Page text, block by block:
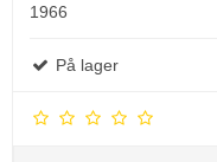
1966
På lager